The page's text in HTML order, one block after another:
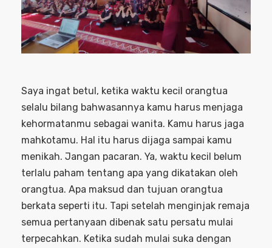
Saya ingat betul, ketika waktu kecil orangtua
selalu bilang bahwasannya kamu harus menjaga
kehormatanmu sebagai wanita. Kamu harus jaga
mahkotamu. Hal itu harus dijaga sampai kamu
menikah. Jangan pacaran. Ya, waktu kecil belum
terlalu paham tentang apa yang dikatakan oleh
orangtua. Apa maksud dan tujuan orangtua
berkata seperti itu. Tapi setelah menginjak remaja
semua pertanyaan dibenak satu persatu mulai
terpecahkan. Ketika sudah mulai suka dengan